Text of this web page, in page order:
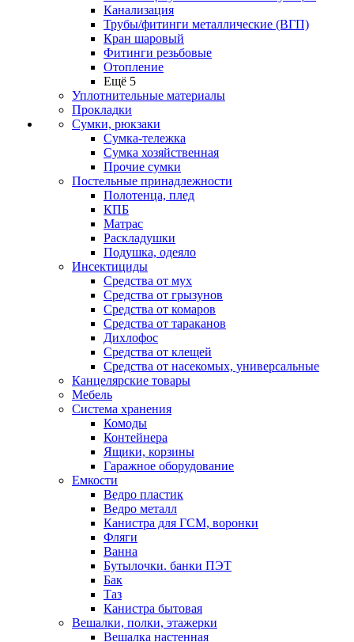
Канализация
Трубы/фитинги металлические (ВГП)
Кран шаровый
Фитинги резьбовые
Отопление
Ещё 5
Уплотнительные материалы
Прокладки
Сумки, рюкзаки
Сумка-тележка
Сумка хозяйственная
Прочие сумки
Постельные принадлежности
Полотенца, плед
КПБ
Матрас
Раскладушки
Подушка, одеяло
Инсектициды
Средства от мух
Средства от грызунов
Средства от комаров
Средства от тараканов
Дихлофос
Средства от клещей
Средства от насекомых, универсальные
Канцелярские товары
Мебель
Система хранения
Комоды
Контейнера
Ящики, корзины
Гаражное оборудование
Емкости
Ведро пластик
Ведро металл
Канистра для ГСМ, воронки
Фляги
Ванна
Бутылочки. банки ПЭТ
Бак
Таз
Канистра бытовая
Вешалки, полки, этажерки
Вешалка настенная